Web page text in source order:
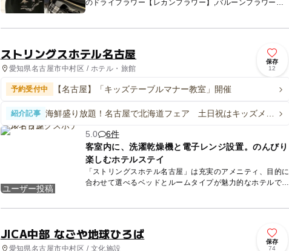
のドライフラワー【レカンフラワー】,バルーンフラワー、
ジェルキャンドルレッスンをしています。 親子で体験して
ストリングスホテル名古屋
愛知県名古屋市中村区 / ホテル・旅館
保存
12
予約受付中 【名古屋】「キッズテーブルマナー教室」開催
紹介記事
海鮮盛り放題！名古屋で北海道フェア 土日祝はキッズメニ
ユーザー投稿
5.0
6件
客室内に、洗濯乾燥機と電子レンジ設置。のんびり
楽しむホテルステイ
「ストリングスホテル名古屋」は充実のアメニティ、目的に
合わせて選べるベッドとルームタイプが魅力的なホテルで
JICA中部 なごや地球ひろば
愛知県名古屋市中村区 / 文化施設
保存
74